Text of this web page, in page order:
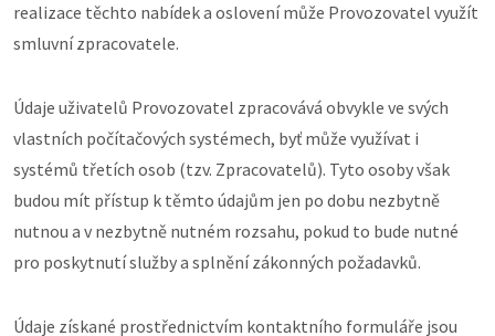
realizace těchto nabídek a oslovení může Provozovatel využít
smluvní zpracovatele.
Údaje uživatelů Provozovatel zpracovává obvykle ve svých
vlastních počítačových systémech, byť může využívat i
systémů třetích osob (tzv. Zpracovatelů). Tyto osoby však
budou mít přístup k těmto údajům jen po dobu nezbytně
nutnou a v nezbytně nutném rozsahu, pokud to bude nutné
pro poskytnutí služby a splnění zákonných požadavků.
Údaje získané prostřednictvím kontaktního formuláře jsou